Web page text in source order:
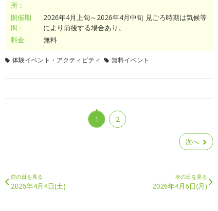
所：
開催期
間：
2026年4月上旬～2026年4月中旬 見ごろ時期は気候等
により前後する場合あり。
料金:
無料
体験イベント・アクティビティ 無料イベント
1 2
次へ
前の日を見る
2026年4月4日(土)
次の日を見る
2026年4月6日(月)